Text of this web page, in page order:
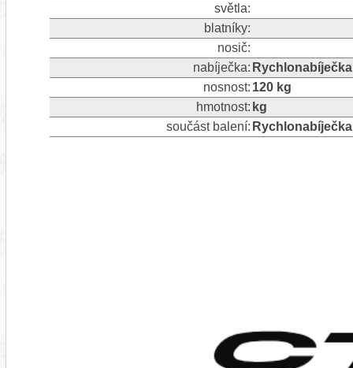
světla:
blatníky:
nosič:
nabíječka:
nosnost: 120 kg
hmotnost: kg
součást balení: